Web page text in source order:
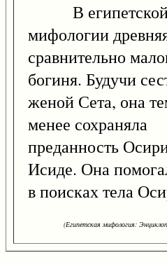
В
мифологии
сравнительно
богиня. Будучи
женой Сета, она
менее сохраняла
преданность
Исиде. Она
в поисках тела
(Египетская мифология: